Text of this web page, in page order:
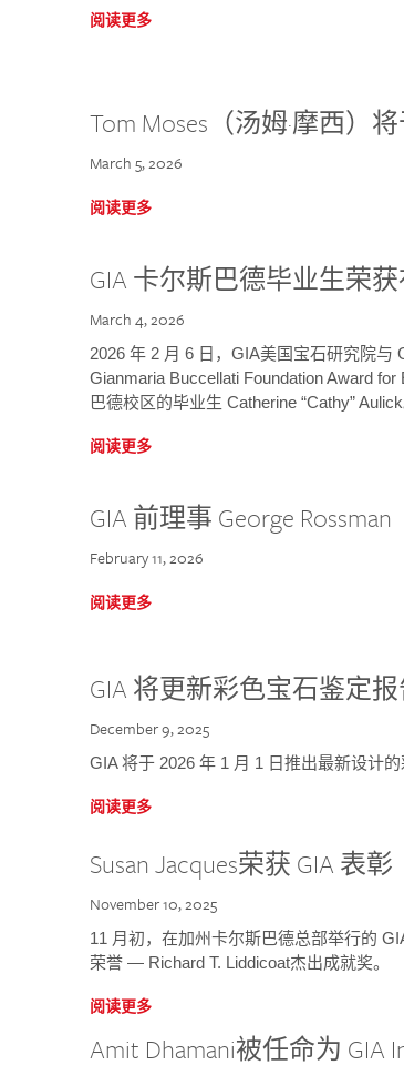
阅读更多
Tom Moses（汤姆·摩西）
March 5, 2026
阅读更多
GIA 卡尔斯巴德毕业生荣
March 4, 2026
2026 年 2 月 6 日，GIA美国宝石研究院与
Gianmaria Buccellati Foundation Award
巴德校区的毕业生 Catherine “Cathy” Aulick
阅读更多
GIA 前理事 George
February 11, 2026
阅读更多
GIA 将更新彩色宝石鉴定
December 9, 2025
GIA 将于 2026 年 1 月 1 日推出最新设计
阅读更多
Susan Jacques荣获 GIA 表彰
November 10, 2025
11 月初，在加州卡尔斯巴德总部举行的
荣誉 — Richard T. Liddicoat杰出成就奖。
阅读更多
Amit Dhamani被任命为 GIA